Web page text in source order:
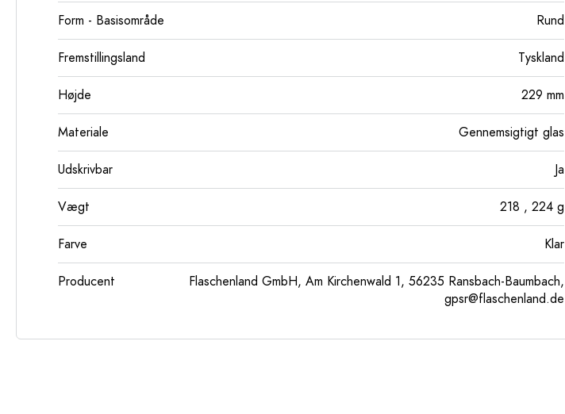
Form - Basisområde Rund
Fremstillingsland Tyskland
Højde 229 mm
Materiale Gennemsigtigt glas
Udskrivbar Ja
Vægt 218 , 224 g
Farve Klar
Producent
Flaschenland GmbH, Am Kirchenwald 1, 56235 Ransbach-Baumbach,
gpsr@flaschenland.de